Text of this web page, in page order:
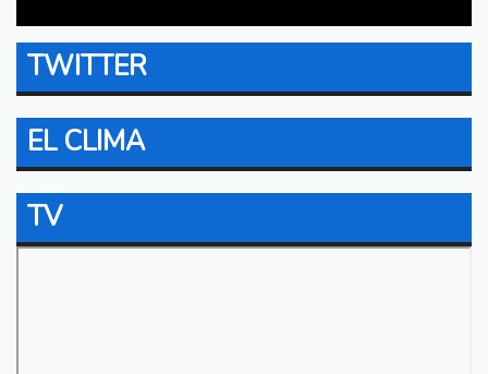
TWITTER
EL CLIMA
TV